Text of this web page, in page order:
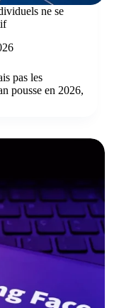
ne se
pas les
pousse en 2026,